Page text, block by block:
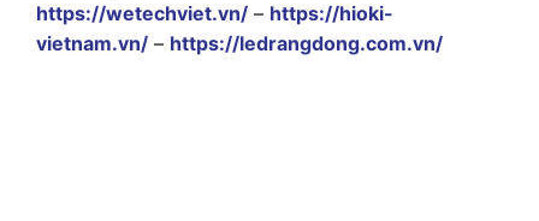
https://wetechviet.vn/ – https://hioki-
vietnam.vn/ – https://ledrangdong.com.vn/